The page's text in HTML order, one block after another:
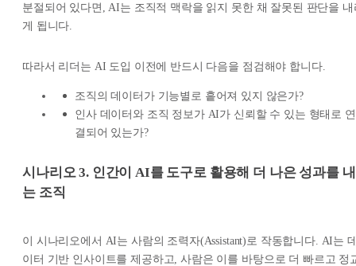
분절되어 있다면, AI는 조직적 맥락을 읽지 못한 채 잘못된 판단을 내
게 됩니다.
따라서 리더는 AI 도입 이전에 반드시 다음을 점검해야 합니다.
조직의 데이터가 기능별로 흩어져 있지 않은가?
인사 데이터와 조직 정보가 AI가 신뢰할 수 있는 형태로 연
결되어 있는가?
시나리오 3. 인간이 AI를 도구로 활용해 더 나은 성과를 내
는 조직
이 시나리오에서 AI는 사람의 조력자(Assistant)로 작동합니다. AI는
이터 기반 인사이트를 제공하고, 사람은 이를 바탕으로 더 빠르고 정